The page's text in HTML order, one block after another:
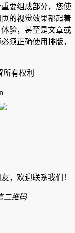
要组成部分，您使
的视觉效果都起着
验，甚至是文章或
须正确使用排版，
所有权利
，欢迎联系我们！
二维码